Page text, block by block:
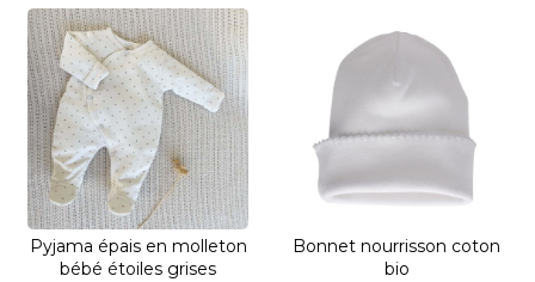
Pyjama épais en molleton
bébé étoiles grises
Bonnet nourrisson coton
bio